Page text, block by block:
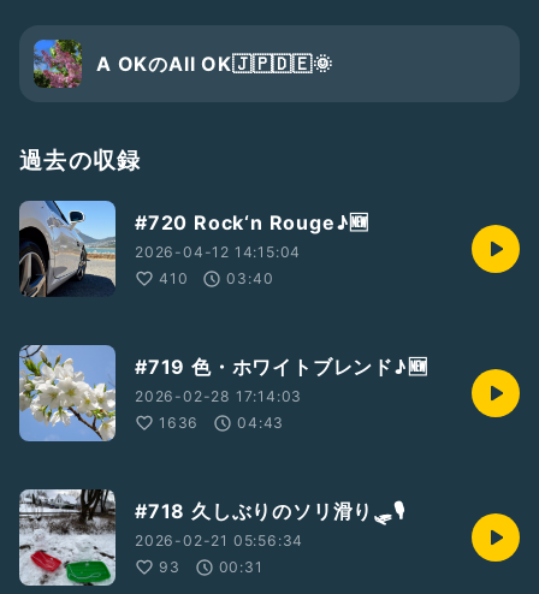
80年代女性アイドルの曲、
練習してます🥰
この飛び跳ねる伴奏は
大瀧詠一さん✨
もっと雰囲気出したかったけど
ウクレレだけではムリだった〜😵💦
4拍子
歌は2拍目の表拍から
歌の始まりはラ(1弦0、解放弦の1オクターブ下)
コードは
#ウクレレ成長記録 #ウクレレ弾き語り #冬の妖精
#松田聖子
#AOKウクレレ弾き語り #80年代女性アイドル
A OKのAll OK🇯🇵🇩🇪🌞
過去の収録
#720 Rock‘n Rouge♪🆕
2026-04-12 14:15:04
410
03:40
#719 色・ホワイトブレンド♪🆕
2026-02-28 17:14:03
1636
04:43
#718 久しぶりのソリ滑り🛷🎙️
2026-02-21 05:56:34
93
00:31